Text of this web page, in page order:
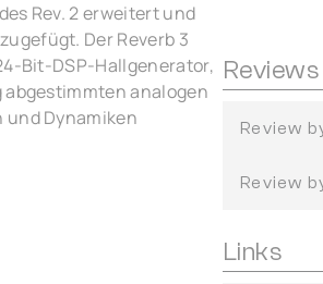
Rev. 2 erweitert und
Der Reverb 3
Bit-DSP-Hallgenerator,
analogen
und Dynamiken
Reviews
Review
Review
Links